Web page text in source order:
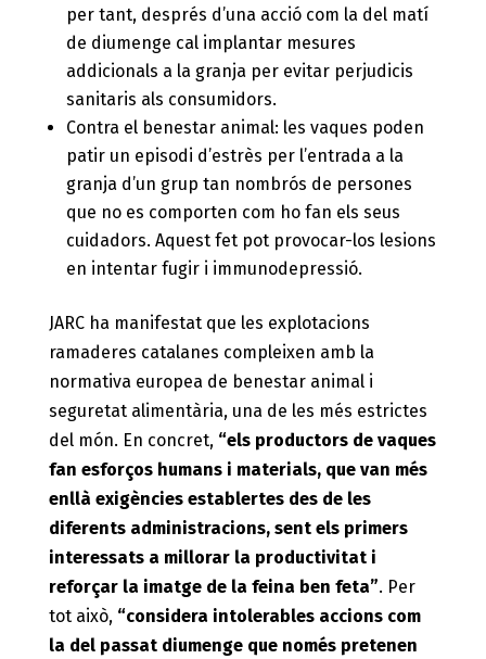
per tant, després d’una acció com la del matí
de diumenge cal implantar mesures
addicionals a la granja per evitar perjudicis
sanitaris als consumidors.
Contra el benestar animal: les vaques poden
patir un episodi d’estrès per l’entrada a la
granja d’un grup tan nombrós de persones
que no es comporten com ho fan els seus
cuidadors. Aquest fet pot provocar-los lesions
en intentar fugir i immunodepressió.
JARC ha manifestat que les explotacions
ramaderes catalanes compleixen amb la
normativa europea de benestar animal i
seguretat alimentària, una de les més estrictes
del món. En concret, “els productors de vaques
fan esforços humans i materials, que van més
enllà exigències establertes des de les
diferents administracions, sent els primers
interessats a millorar la productivitat i
reforçar la imatge de la feina ben feta”. Per
tot això, “considera intolerables accions com
la del passat diumenge que només pretenen